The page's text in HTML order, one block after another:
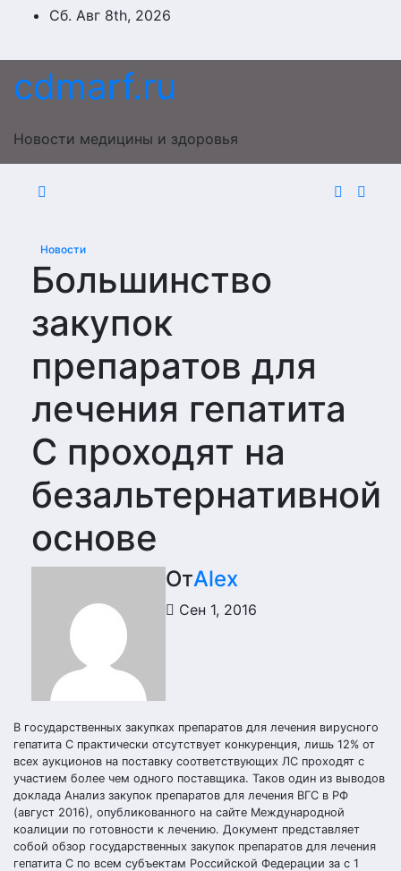
ПерейтиСб. Авг 8th, 2026
cdmarf.ru
Новости медицины и здоровья
Новости
Большинство
закупок
препаратов для
лечения гепатита
С проходят на
безальтернативной
основе
ОтAlex
Сен 1, 2016
В государственных закупках препаратов для лечения вирусного
гепатита С практически отсутствует конкуренция, лишь 12% от
всех аукционов на поставку соответствующих ЛС проходят с
участием более чем одного поставщика. Таков один из выводов
доклада Анализ закупок препаратов для лечения ВГС в РФ
(август 2016), опубликованного на сайте Международной
коалиции по готовности к лечению. Документ представляет
собой обзор государственных закупок препаратов для лечения
гепатита С по всем субъектам Российской Федерации за с 1